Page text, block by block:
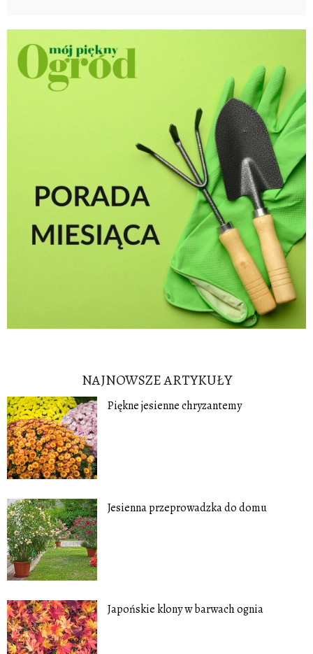
NAJNOWSZE ARTYKUŁY
Piękne jesienne chryzantemy
Jesienna przeprowadzka do domu
Japońskie klony w barwach ognia